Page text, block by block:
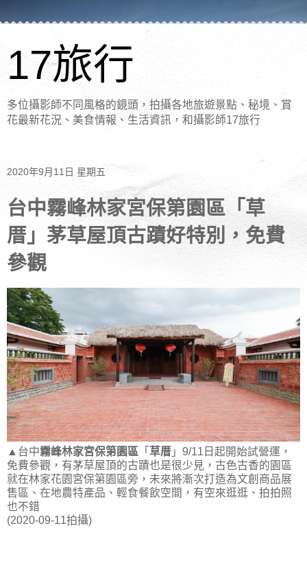
17旅行
多位攝影師不同風格的鏡頭，拍攝各地旅遊景點、秘境、賞
花最新花況、美食情報、生活資訊，和攝影師17旅行
2020年9月11日 星期五
台中霧峰林家宮保第園區「草
厝」茅草屋頂古蹟好特別，免費
參觀
▲台中霧峰林家宮保第園區 「 草厝 」9/11日起開始試營運，
免費參觀，有茅草屋頂的古蹟也是很少見，古色古香的園區
就在林家花園宮保第園區旁，未來將漸次打造為文創商品展
售區、在地農特產品、輕食餐飲空間，有空來逛逛、拍拍照
也不錯
(2020-09-11拍攝)